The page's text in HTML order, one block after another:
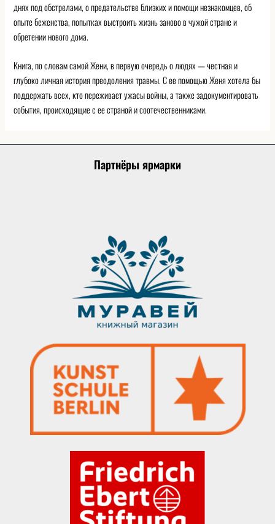
днях под обстрелами, о предательстве близких и помощи незнакомцев, об
опыте беженства, попытках выстроить жизнь заново в чужой стране и
обретении нового дома.
Книга, по словам самой Жени, в первую очередь о людях — честная и
глубоко личная история преодоления травмы. С ее помощью Женя хотела бы
поддержать всех, кто переживает ужасы войны, а также задокументировать
события, происходящие с ее страной и соотечественниками.
Партнёры ярмарки